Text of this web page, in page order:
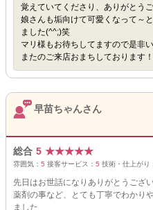
覚えていてくださり、ありがとう
娘さんも垢向けて可愛くなって～
ました(^^;)笑
マリ様もお待ちしてますので是非
またのご来店おまちしております！
早苗ちゃんさん
総合 5 ★★★★★
雰囲気： 5 接客サービス： 5 技術・仕上がり
先日はお世話になりありがとうござ
薬剤の事など、とても丁寧でわかり
ました